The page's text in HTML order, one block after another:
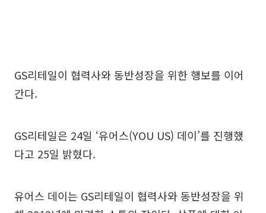
GS리테일이 협력사와 동반성장을 위한 행보를 이어
간다.
GS리테일은 24일 ‘유어스(YOU US) 데이’를 진행했
다고 25일 밝혔다.
유어스 데이는 GS리테일이 협력사와 동반성장을 위